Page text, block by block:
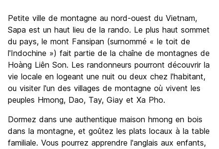
Culture
8.7
Sortir le soir / faire la fête
Bonnes affaires
8.3
Petite ville de montagne au nord-ouest du Vietnam,
Sapa est un haut lieu de la rando. Le plus haut sommet
du pays, le mont Fansipan (surnommé « le toit de
l'Indochine ») fait partie de la chaîne de montagnes de
Hoàng Liên Son. Les randonneurs pourront découvrir la
vie locale en logeant une nuit ou deux chez l'habitant,
ou visiter l'un des villages de montagne où vivent les
peuples Hmong, Dao, Tay, Giay et Xa Pho.
Dormez dans une authentique maison hmong en bois
dans la montagne, et goûtez les plats locaux à la table
familiale. Vous pourrez apprendre l'anglais aux enfants,